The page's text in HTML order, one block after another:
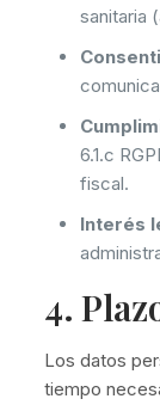
sanitaria
6.1.c
fiscal.
Interés
4.
Los datos
tiempo